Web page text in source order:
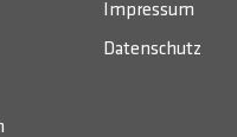
Impressum
Datenschutz